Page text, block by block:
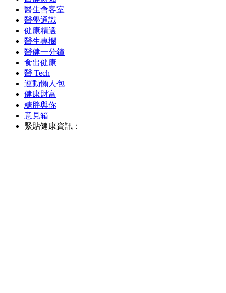
醫生會客室
醫學通識
健康精選
醫生專欄
醫健一分鐘
食出健康
醫 Tech
運動懶人包
健康財富
糖胖與你
意見箱
緊貼健康資訊：